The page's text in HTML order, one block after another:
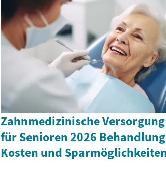
Zahnmedizinische Versorgung
für Senioren 2026
Kosten und